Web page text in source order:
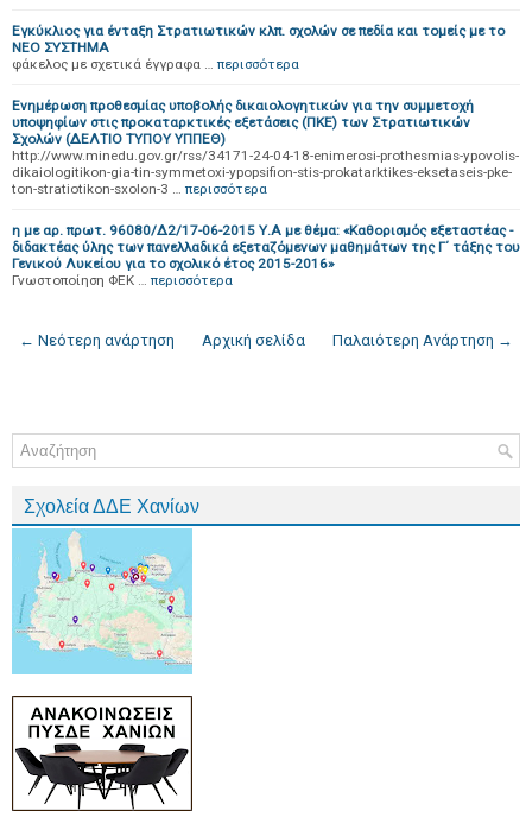
Εγκύκλιος για ένταξη Στρατιωτικών κλπ. σχολών σε πεδία και τομείς με το
ΝΕΟ ΣΥΣΤΗΜΑ
φάκελος με σχετικά έγγραφα … περισσότερα
Ενημέρωση προθεσμίας υποβολής δικαιολογητικών για την συμμετοχή
υποψηφίων στις προκαταρκτικές εξετάσεις (ΠΚΕ) των Στρατιωτικών
Σχολών (ΔΕΛΤΙΟ ΤΥΠΟΥ ΥΠΠΕΘ)
http://www.minedu.gov.gr/rss/34171-24-04-18-enimerosi-prothesmias-ypovolis-
dikaiologitikon-gia-tin-symmetoxi-ypopsifion-stis-prokatarktikes-eksetaseis-pke-
ton-stratiotikon-sxolon-3 … περισσότερα
η με αρ. πρωτ. 96080/Δ2/17-06-2015 Υ.Α με θέμα: «Καθορισμός εξεταστέας -
διδακτέας ύλης των πανελλαδικά εξεταζόμενων μαθημάτων της Γ΄ τάξης του
Γενικού Λυκείου για το σχολικό έτος 2015-2016»
Γνωστοποίηση ΦΕΚ … περισσότερα
← Νεότερη ανάρτηση Παλαιότερη Ανάρτηση →
Αρχική σελίδα
Σχολεία ΔΔΕ Χανίων